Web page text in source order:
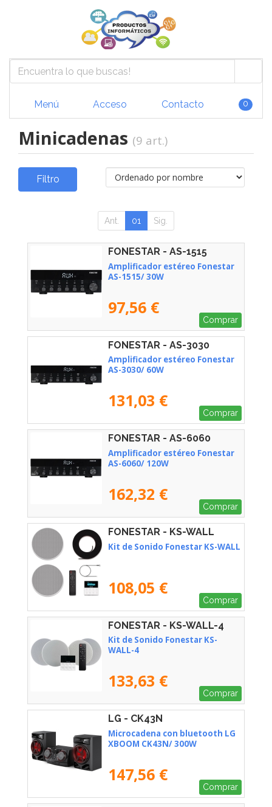
Menú Acceso Contacto 0
Minicadenas (9 art.)
Filtro
Ant. 01 Sig.
FONESTAR - AS-1515
Amplificador estéreo Fonestar
AS-1515/ 30W
97,56 €
Comprar
FONESTAR - AS-3030
Amplificador estéreo Fonestar
AS-3030/ 60W
131,03 €
Comprar
FONESTAR - AS-6060
Amplificador estéreo Fonestar
AS-6060/ 120W
162,32 €
Comprar
FONESTAR - KS-WALL
Kit de Sonido Fonestar KS-WALL
108,05 €
Comprar
FONESTAR - KS-WALL-4
Kit de Sonido Fonestar KS-
WALL-4
133,63 €
Comprar
LG - CK43N
Microcadena con bluetooth LG
XBOOM CK43N/ 300W
147,56 €
Comprar